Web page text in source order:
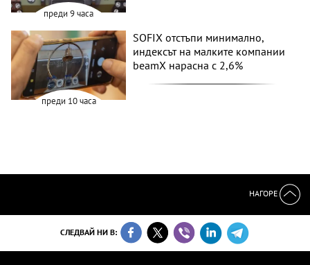
преди 9 часа
преди 10 часа
SOFIX отстъпи минимално,
индексът на малките компании
beamX нарасна с 2,6%
НАГОРЕ
СЛЕДВАЙ НИ В: